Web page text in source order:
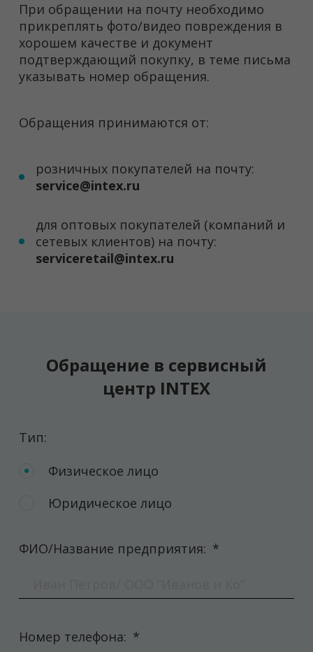
При обращении на почту необходимо
прикреплять фото/видео повреждения в
хорошем качестве и документ
подтверждающий покупку, в теме письма
указывать номер обращения.
Обращения принимаются от:
розничных покупателей на почту:
service@intex.ru
для оптовых покупателей (компаний и
сетевых клиентов) на почту:
serviceretail@intex.ru
Обращение в сервисный
центр INTEX
Тип:
Физическое лицо
Юридическое лицо
ФИО/Название предприятия: *
Номер телефона: *